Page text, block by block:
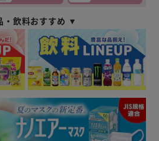
・飲料おすすめ ▼